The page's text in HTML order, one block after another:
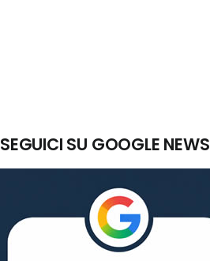
SEGUICI SU GOOGLE NEWS